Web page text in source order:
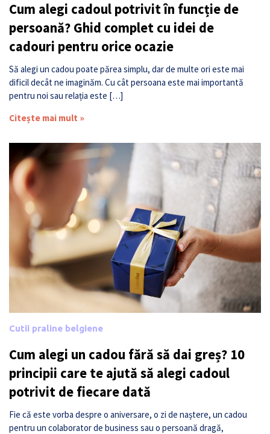
Cum alegi cadoul potrivit în funcție de
persoană? Ghid complet cu idei de
cadouri pentru orice ocazie
Să alegi un cadou poate părea simplu, dar de multe ori este mai
dificil decât ne imaginăm. Cu cât persoana este mai importantă
pentru noi sau relația este […]
Citește mai mult »
Cutii praline belgiene
Cum alegi un cadou fără să dai greș? 10
principii care te ajută să alegi cadoul
potrivit de fiecare dată
Fie că este vorba despre o aniversare, o zi de naștere, un cadou
pentru un colaborator de business sau o persoană dragă,